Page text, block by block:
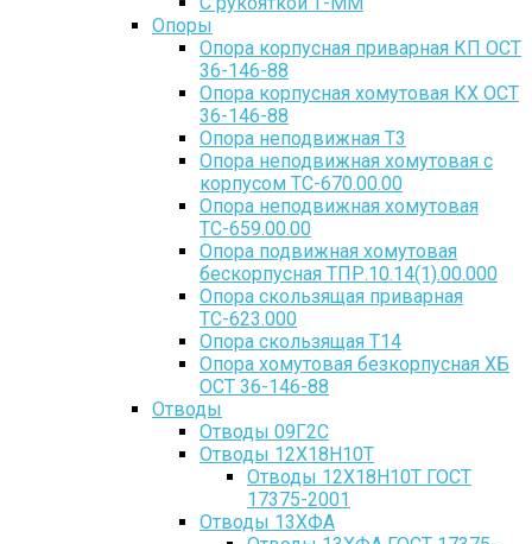
Опоры
Опора корпусная приварная КП ОСТ
36-146-88
Опора корпусная хомутовая КХ ОСТ
36-146-88
Опора неподвижная Т3
Опора неподвижная хомутовая с
корпусом ТС-670.00.00
Опора неподвижная хомутовая
ТС-659.00.00
Опора подвижная хомутовая
бескорпусная ТПР.10.14(1).00.000
Опора скользящая приварная
ТС-623.000
Опора скользящая Т14
Опора хомутовая безкорпусная ХБ
ОСТ 36-146-88
Отводы
Отводы 09Г2С
Отводы 12Х18Н10Т
Отводы 12Х18Н10Т ГОСТ
17375-2001
Отводы 13ХФА